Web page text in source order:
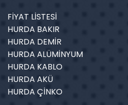
FİYAT LİSTESİ
HURDA BAKIR
HURDA DEMİR
HURDA ALÜMİNYUM
HURDA KABLO
HURDA AKÜ
HURDA ÇİNKO